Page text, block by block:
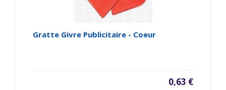
Gratte Givre Publicitaire - Coeur
0,63 €